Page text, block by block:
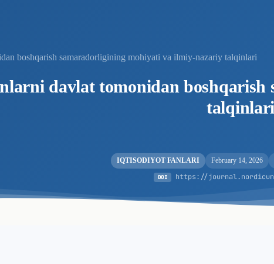
boshqarish samaradorligining mohiyati va ilmiy-nazariy talqinlari
davlat tomonidan
talqinlari
IQTISODIYOT FANLARI
February 14, 2026
DOI https://